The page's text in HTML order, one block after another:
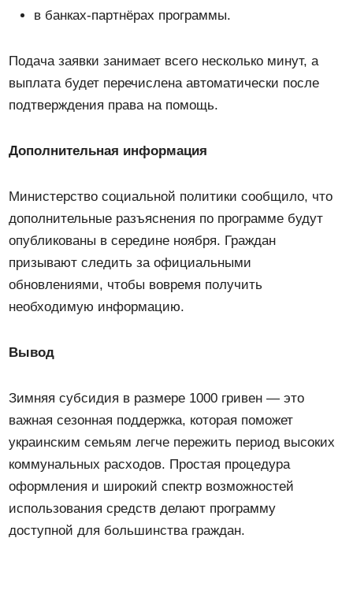
в банках-партнёрах программы.
Подача заявки занимает всего несколько минут, а
выплата будет перечислена автоматически после
подтверждения права на помощь.
Дополнительная информация
Министерство социальной политики сообщило, что
дополнительные разъяснения по программе будут
опубликованы в середине ноября. Граждан
призывают следить за официальными
обновлениями, чтобы вовремя получить
необходимую информацию.
Вывод
Зимняя субсидия в размере 1000 гривен — это
важная сезонная поддержка, которая поможет
украинским семьям легче пережить период высоких
коммунальных расходов. Простая процедура
оформления и широкий спектр возможностей
использования средств делают программу
доступной для большинства граждан.